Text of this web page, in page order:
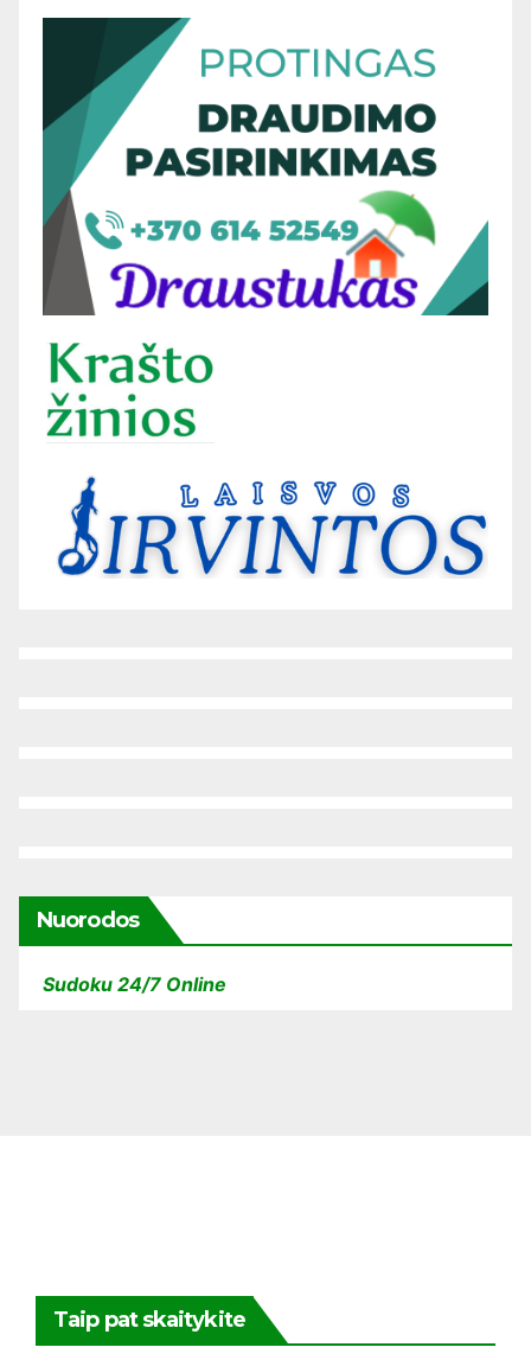
Nuorodos
Sudoku 24/7 Online
Taip pat skaitykite